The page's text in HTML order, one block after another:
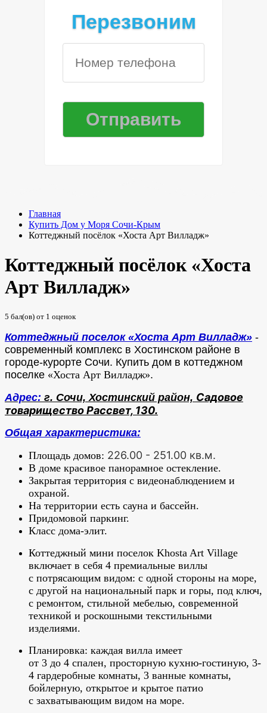
Перезвоним
Главная
Купить Дом у Моря Сочи-Крым
Коттеджный посёлок «Хоста Арт Вилладж»
Коттеджный посёлок «Хоста
Арт Вилладж»
5 бал(ов) от 1 оценок
Коттеджный поселок «Хоста Арт Вилладж» -
современный комплекс в Хостинском районе в
городе-курорте Сочи. Купить дом в коттеджном
поселке «Хоста Арт Вилладж».
Адрес: г. Сочи, Хостинский район, Садовое
товарищество Рассвет, 130.
Общая характеристика:
Площадь домов: 226.00 - 251.00 кв.м.
В доме красивое панорамное остекление.
Закрытая территория с видеонаблюдением и
охраной.
На территории есть сауна и бассейн.
Придомовой паркинг.
Класс дома-элит.
Коттеджный мини поселок Khosta Art Village
включает в себя 4 премиальные виллы
с потрясающим видом: с одной стороны на море,
с другой на национальный парк и горы, под ключ,
с ремонтом, стильной мебелью, современной
техникой и роскошными текстильными
изделиями.
Планировка: каждая вилла имеет
от 3 до 4 спален, просторную кухню-гостиную, 3-
4 гардеробные комнаты, 3 ванные комнаты,
бойлерную, открытое и крытое патио
с захватывающим видом на море.